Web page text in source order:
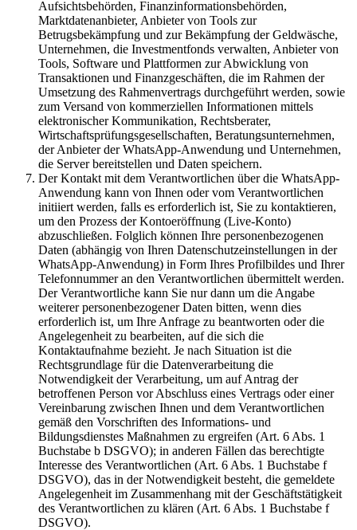
Aufsichtsbehörden, Finanzinformationsbehörden,
Marktdatenanbieter, Anbieter von Tools zur
Betrugsbekämpfung und zur Bekämpfung der Geldwäsche,
Unternehmen, die Investmentfonds verwalten, Anbieter von
Tools, Software und Plattformen zur Abwicklung von
Transaktionen und Finanzgeschäften, die im Rahmen der
Umsetzung des Rahmenvertrags durchgeführt werden, sowie
zum Versand von kommerziellen Informationen mittels
elektronischer Kommunikation, Rechtsberater,
Wirtschaftsprüfungsgesellschaften, Beratungsunternehmen,
der Anbieter der WhatsApp-Anwendung und Unternehmen,
die Server bereitstellen und Daten speichern.
Der Kontakt mit dem Verantwortlichen über die WhatsApp-
Anwendung kann von Ihnen oder vom Verantwortlichen
initiiert werden, falls es erforderlich ist, Sie zu kontaktieren,
um den Prozess der Kontoeröffnung (Live-Konto)
abzuschließen. Folglich können Ihre personenbezogenen
Daten (abhängig von Ihren Datenschutzeinstellungen in der
WhatsApp-Anwendung) in Form Ihres Profilbildes und Ihrer
Telefonnummer an den Verantwortlichen übermittelt werden.
Der Verantwortliche kann Sie nur dann um die Angabe
weiterer personenbezogener Daten bitten, wenn dies
erforderlich ist, um Ihre Anfrage zu beantworten oder die
Angelegenheit zu bearbeiten, auf die sich die
Kontaktaufnahme bezieht. Je nach Situation ist die
Rechtsgrundlage für die Datenverarbeitung die
Notwendigkeit der Verarbeitung, um auf Antrag der
betroffenen Person vor Abschluss eines Vertrags oder einer
Vereinbarung zwischen Ihnen und dem Verantwortlichen
gemäß den Vorschriften des Informations- und
Bildungsdienstes Maßnahmen zu ergreifen (Art. 6 Abs. 1
Buchstabe b DSGVO); in anderen Fällen das berechtigte
Interesse des Verantwortlichen (Art. 6 Abs. 1 Buchstabe f
DSGVO), das in der Notwendigkeit besteht, die gemeldete
Angelegenheit im Zusammenhang mit der Geschäftstätigkeit
des Verantwortlichen zu klären (Art. 6 Abs. 1 Buchstabe f
DSGVO).